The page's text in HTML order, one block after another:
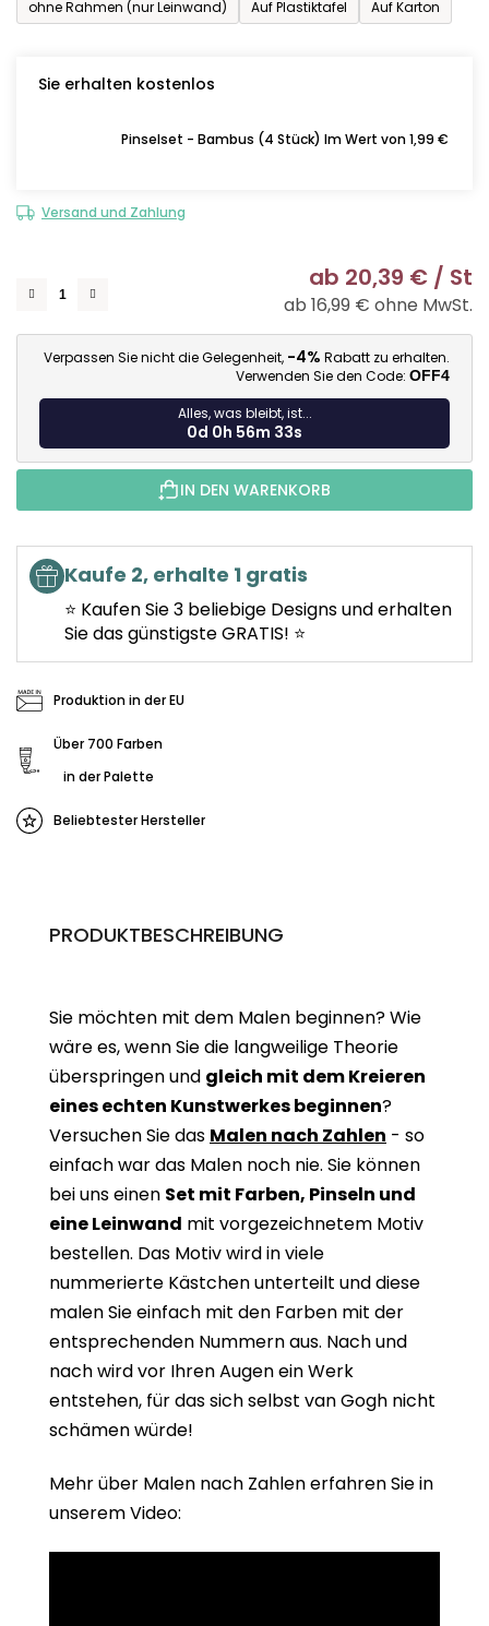
ohne Rahmen (nur Leinwand)
Auf Plastiktafel Auf Karton
Sie erhalten kostenlos
Pinselset - Bambus (4 Stück) Im Wert von 1,99 €
Versand und Zahlung
ab 20,39 € / St
ab 16,99 € ohne MwSt.
Verpassen Sie nicht die Gelegenheit, -4% Rabatt zu erhalten.
Verwenden Sie den Code: OFF4
Alles, was bleibt, ist...
0d 0h 56m 32s
IN DEN WARENKORB
Kaufe 2, erhalte 1 gratis
⭐ Kaufen Sie 3 beliebige Designs und erhalten
Sie das günstigste GRATIS! ⭐
Produktion in der EU
Über 700 Farben
in der Palette
Beliebtester Hersteller
PRODUKTBESCHREIBUNG
Sie möchten mit dem Malen beginnen? Wie
wäre es, wenn Sie die langweilige Theorie
überspringen und gleich mit dem Kreieren
eines echten Kunstwerkes beginnen?
Versuchen Sie das Malen nach Zahlen - so
einfach war das Malen noch nie. Sie können
bei uns einen Set mit Farben, Pinseln und
eine Leinwand mit vorgezeichnetem Motiv
bestellen. Das Motiv wird in viele
nummerierte Kästchen unterteilt und diese
malen Sie einfach mit den Farben mit der
entsprechenden Nummern aus. Nach und
nach wird vor Ihren Augen ein Werk
entstehen, für das sich selbst van Gogh nicht
schämen würde!
Mehr über Malen nach Zahlen erfahren Sie in
unserem Video: